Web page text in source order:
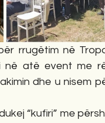
rrugëtim në
në atë event me
dhe u nisem
“kufiri” me